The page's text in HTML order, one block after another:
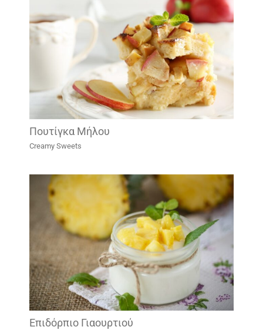
Πουτίγκα Μήλου
Creamy Sweets
Επιδόρπιο Γιαουρτιού